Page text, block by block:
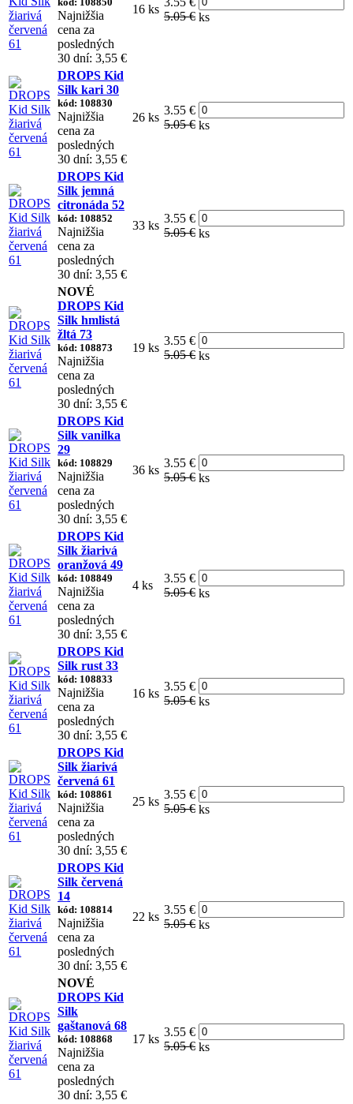
Najnižšia
cena za
posledných
30 dní: 3,55 €
16 ks
5.05 € ks
DROPS Kid
Silk kari 30
kód: 108830
Najnižšia
cena za
posledných
30 dní: 3,55 €
26 ks
3.55 €
5.05 € ks
DROPS Kid
Silk jemná
citronáda 52
kód: 108852
Najnižšia
cena za
posledných
30 dní: 3,55 €
33 ks
3.55 €
5.05 € ks
NOVÉ
DROPS Kid
Silk hmlistá
žltá 73
kód: 108873
Najnižšia
cena za
posledných
30 dní: 3,55 €
19 ks
3.55 €
5.05 € ks
DROPS Kid
Silk vanilka
29
kód: 108829
Najnižšia
cena za
posledných
30 dní: 3,55 €
36 ks
3.55 €
5.05 € ks
DROPS Kid
Silk žiarivá
oranžová 49
kód: 108849
Najnižšia
cena za
posledných
30 dní: 3,55 €
4 ks
3.55 €
5.05 € ks
DROPS Kid
Silk rust 33
kód: 108833
Najnižšia
cena za
posledných
30 dní: 3,55 €
16 ks
3.55 €
5.05 € ks
DROPS Kid
Silk žiarivá
červená 61
kód: 108861
Najnižšia
cena za
posledných
30 dní: 3,55 €
25 ks
3.55 €
5.05 € ks
DROPS Kid
Silk červená
14
kód: 108814
Najnižšia
cena za
posledných
30 dní: 3,55 €
22 ks
3.55 €
5.05 € ks
NOVÉ
DROPS Kid
Silk
gaštanová 68
kód: 108868
Najnižšia
cena za
posledných
30 dní: 3,55 €
17 ks
3.55 €
5.05 € ks